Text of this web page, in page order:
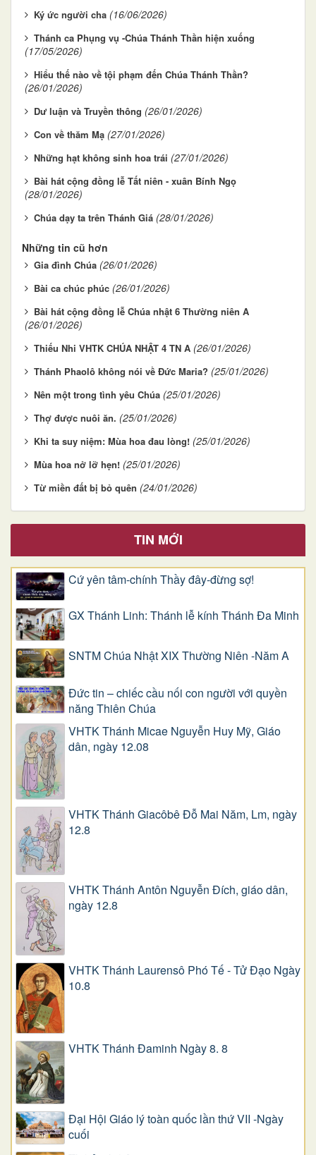
Ký ức người cha (16/06/2026)
Thánh ca Phụng vụ -Chúa Thánh Thần hiện xuống
(17/05/2026)
Hiểu thế nào về tội phạm đến Chúa Thánh Thần?
(26/01/2026)
Dư luận và Truyền thông (26/01/2026)
Con về thăm Mạ (27/01/2026)
Những hạt không sinh hoa trái (27/01/2026)
Bài hát cộng đồng lễ Tất niên - xuân Bính Ngọ
(28/01/2026)
Chúa dạy ta trên Thánh Giá (28/01/2026)
Những tin cũ hơn
Gia đình Chúa (26/01/2026)
Bài ca chúc phúc (26/01/2026)
Bài hát cộng đồng lễ Chúa nhật 6 Thường niên A
(26/01/2026)
Thiếu Nhi VHTK CHÚA NHẬT 4 TN A (26/01/2026)
Thánh Phaolô không nói về Đức Maria? (25/01/2026)
Nên một trong tình yêu Chúa (25/01/2026)
Thợ được nuôi ăn. (25/01/2026)
Khi ta suy niệm: Mùa hoa đau lòng! (25/01/2026)
Mùa hoa nở lỡ hẹn! (25/01/2026)
Từ miền đất bị bỏ quên (24/01/2026)
TIN MỚI
Cứ yên tâm-chính Thầy đây-đừng sợ!
GX Thánh Linh: Thánh lễ kính Thánh Đa Minh
SNTM Chúa Nhật XIX Thường Niên -Năm A
Đức tin – chiếc cầu nối con người với quyền
năng Thiên Chúa
VHTK Thánh Micae Nguyễn Huy Mỹ, Giáo
dân, ngày 12.08
VHTK Thánh Giacôbê Ðỗ Mai Năm, Lm, ngày
12.8
VHTK Thánh Antôn Nguyễn Ðích, giáo dân,
ngày 12.8
VHTK Thánh Laurensô Phó Tế - Tử Đạo Ngày
10.8
VHTK Thánh Đaminh Ngày 8. 8
Đại Hội Giáo lý toàn quốc lần thứ VII -Ngày
cuối